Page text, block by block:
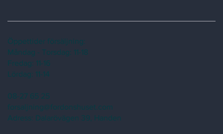
Öppettider försäljning:
Måndag - Torsdag: 11-18
Fredag: 11-16
Lördag: 11-14
08-27 65 25
forsaljning@fordonshuset.com
Adress: Dalarövägen 39, Handen